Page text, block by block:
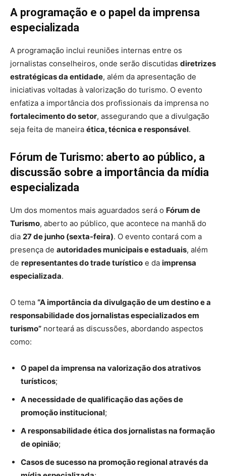
A programação e o papel da imprensa
especializada
A programação inclui reuniões internas entre os
jornalistas conselheiros, onde serão discutidas diretrizes
estratégicas da entidade, além da apresentação de
iniciativas voltadas à valorização do turismo. O evento
enfatiza a importância dos profissionais da imprensa no
fortalecimento do setor, assegurando que a divulgação
seja feita de maneira ética, técnica e responsável.
Fórum de Turismo: aberto ao público, a
discussão sobre a importância da mídia
especializada
Um dos momentos mais aguardados será o Fórum de
Turismo, aberto ao público, que acontece na manhã do
dia 27 de junho (sexta-feira). O evento contará com a
presença de autoridades municipais e estaduais, além
de representantes do trade turístico e da imprensa
especializada.
O tema “A importância da divulgação de um destino e a
responsabilidade dos jornalistas especializados em
turismo” norteará as discussões, abordando aspectos
como:
O papel da imprensa na valorização dos atrativos
turísticos;
A necessidade de qualificação das ações de
promoção institucional;
A responsabilidade ética dos jornalistas na formação
de opinião;
Casos de sucesso na promoção regional através da